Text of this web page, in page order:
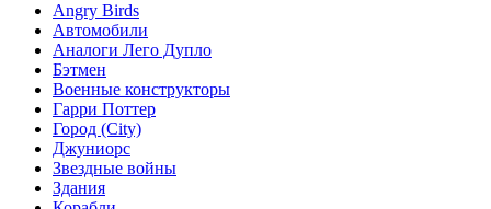
Angry Birds
Автомобили
Аналоги Лего Дупло
Бэтмен
Военные конструкторы
Гарри Поттер
Город (City)
Джуниорс
Звездные войны
Здания